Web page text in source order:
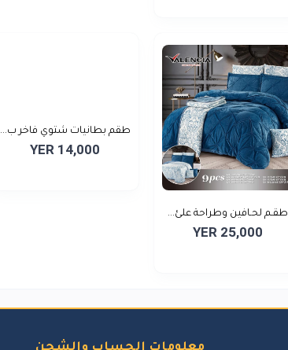
طقـم لحـافين وطراحة علئ...
YER 25,000
طقم بطانيات شتوي فاخر ب...
YER 14,000